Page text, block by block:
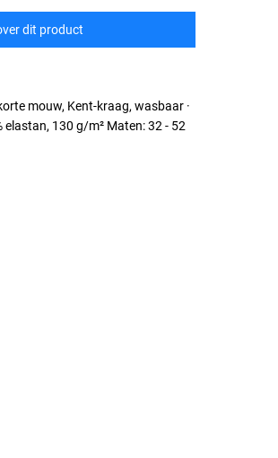
dit product
mouw, Kent-kraag, wasbaar ·
elastan, 130 g/m² Maten: 32 - 52